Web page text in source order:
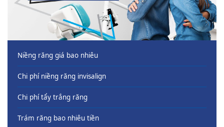
Niềng răng giá bao nhiêu
Chi phí niềng răng invisalign
Chi phí tẩy trắng răng
Trám răng bao nhiêu tiền